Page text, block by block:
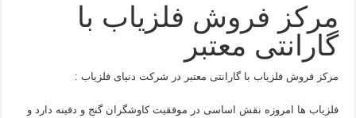
مرکز فروش فلزیاب با
گارانتی معتبر
مرکز فروش فلزیاب با گارانتی معتبر در شرکت دنیای فلزیاب :
فلزیاب ها امروزه نقش اساسی در موفقیت کاوشگران گنج و دفینه دارد و